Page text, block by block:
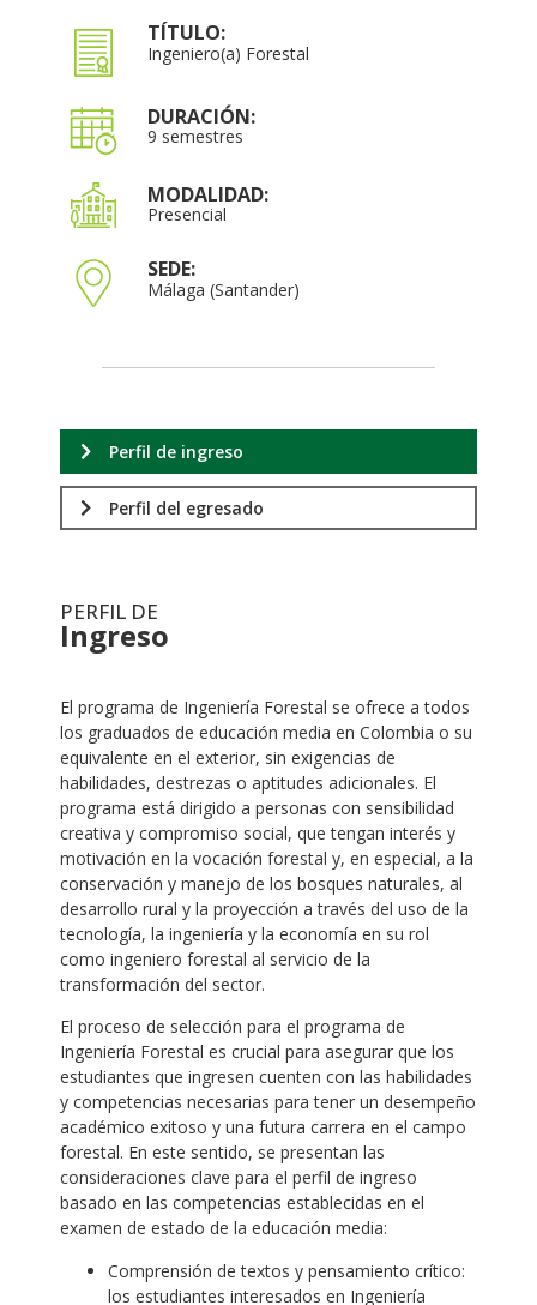
TÍTULO:
Ingeniero(a) Forestal
DURACIÓN:
9 semestres
MODALIDAD:
Presencial
SEDE:
Málaga (Santander)
Perfil de ingreso
Perfil del egresado
PERFIL DE
Ingreso
El programa de Ingeniería Forestal se ofrece a todos
los graduados de educación media en Colombia o su
equivalente en el exterior, sin exigencias de
habilidades, destrezas o aptitudes adicionales. El
programa está dirigido a personas con sensibilidad
creativa y compromiso social, que tengan interés y
motivación en la vocación forestal y, en especial, a la
conservación y manejo de los bosques naturales, al
desarrollo rural y la proyección a través del uso de la
tecnología, la ingeniería y la economía en su rol
como ingeniero forestal al servicio de la
transformación del sector.
El proceso de selección para el programa de
Ingeniería Forestal es crucial para asegurar que los
estudiantes que ingresen cuenten con las habilidades
y competencias necesarias para tener un desempeño
académico exitoso y una futura carrera en el campo
forestal. En este sentido, se presentan las
consideraciones clave para el perfil de ingreso
basado en las competencias establecidas en el
examen de estado de la educación media:
Comprensión de textos y pensamiento crítico:
los estudiantes interesados en Ingeniería